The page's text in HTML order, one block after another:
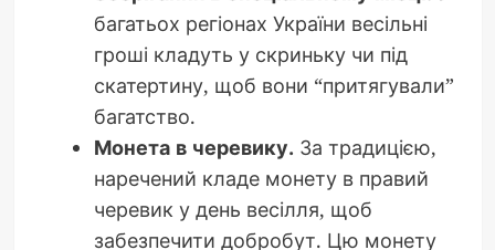
багатьох регіонах України весільні
гроші кладуть у скриньку чи під
скатертину, щоб вони “притягували”
багатство.
Монета в черевику. За традицією,
наречений кладе монету в правий
черевик у день весілля, щоб
забезпечити добробут. Цю монету